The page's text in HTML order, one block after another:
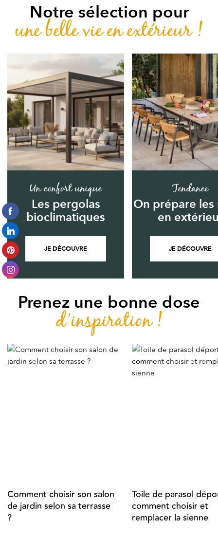
Notre sélection pour
une belle vie en extérieur !
Un confort unique
Les pergolas
bioclimatiques
JE DÉCOUVRE
Tendance
On prépare les
en
JE DÉCOUVRE
Prenez une bonne dose
d’inspiration !
Comment choisir son salon
de jardin selon sa terrasse
?
Toile de parasol
comment choisir et
remplacer la sienne